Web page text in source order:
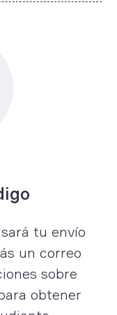
tu envío
un correo
sobre
obtener